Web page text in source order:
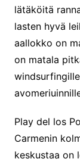
lätäköitä
lasten hyvä
aallokko on
on matala
Play del los
Carmenin
keskustaa on